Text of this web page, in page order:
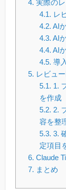
4. 実際の
4.1. レ
4.2. AI
4.3. AI
4.4. AI
4.5. 導
5. レビュ
5.1. 1.
を作成
5.2. 2.
容を整
5.3. 3.
定項目
6. Claude
7. まとめ